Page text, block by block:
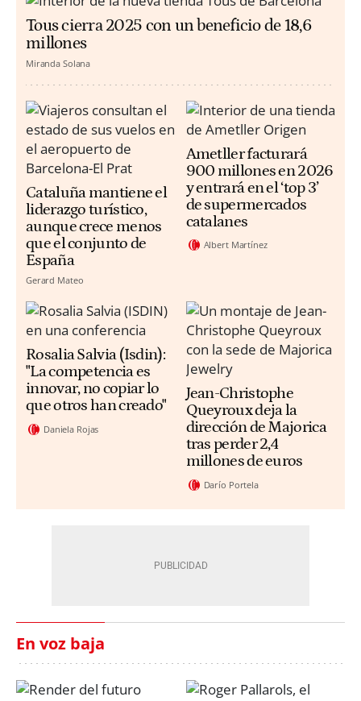
Tous cierra 2025 con un beneficio de 18,6
millones
Miranda Solana
Cataluña mantiene el
liderazgo turístico,
aunque crece menos
que el conjunto de
España
Gerard Mateo
Ametller facturará
900 millones en 2026
y entrará en el ‘top 3’
de supermercados
catalanes
Albert Martínez
Rosalia Salvia (Isdin):
"La competencia es
innovar, no copiar lo
que otros han creado"
Daniela Rojas
Jean-Christophe
Queyroux deja la
dirección de Majorica
tras perder 2,4
millones de euros
Darío Portela
En voz baja